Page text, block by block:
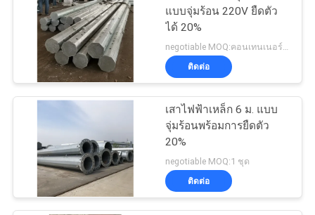
UNAVAILABLE
NGINX
ขอ
เสนอ
ราคา
โครงสร้างเหล็กย่อย
43
อาคารโทรคมนาคม
แบบจุ่มร้อน 220V ยืดตัว
ได้ 20%
ติดต่อ
เสาไฟฟ้าเหล็ก 6 ม. แบบ
จุ่มร้อนพร้อมการยืดตัว
20%
negotiable MOQ:1 ชุด
ติดต่อ